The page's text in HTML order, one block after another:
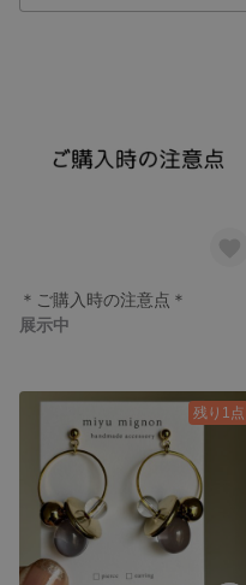
＊ご購入時の注意点＊
展示中
残り1点